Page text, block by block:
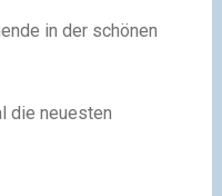
in der schönen
die neuesten